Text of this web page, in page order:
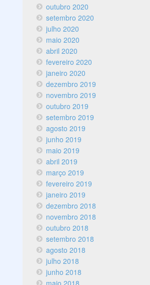
outubro 2020
setembro 2020
julho 2020
maio 2020
abril 2020
fevereiro 2020
janeiro 2020
dezembro 2019
novembro 2019
outubro 2019
setembro 2019
agosto 2019
junho 2019
maio 2019
abril 2019
março 2019
fevereiro 2019
janeiro 2019
dezembro 2018
novembro 2018
outubro 2018
setembro 2018
agosto 2018
julho 2018
junho 2018
maio 2018